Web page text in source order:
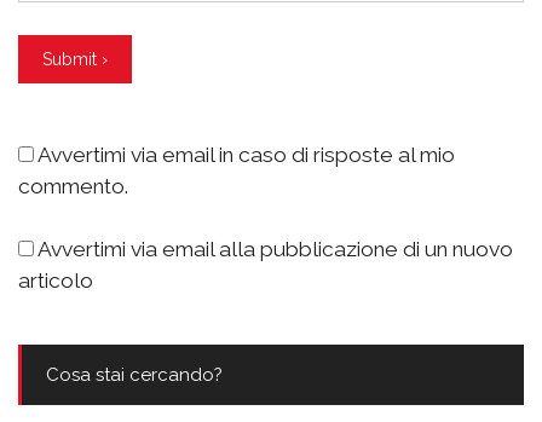
Avvertimi via email in caso di risposte al mio
commento.
Avvertimi via email alla pubblicazione di un nuovo
articolo
Cosa stai cercando?